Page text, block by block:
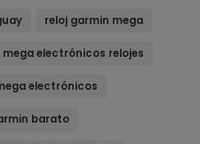
reloj garmin mega
mega electrónicos relojes
electrónicos
barato